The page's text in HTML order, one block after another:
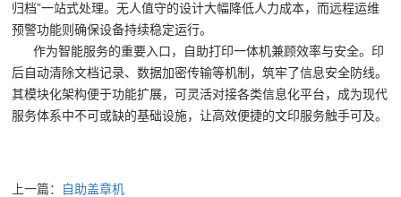
归档”一站式处理。无人值守的设计大幅降低人力成本，而远程运维
预警功能则确保设备持续稳定运行。
作为智能服务的重要入口，自助打印一体机兼顾效率与安全。印
后自动清除文档记录、数据加密传输等机制，筑牢了信息安全防线。
其模块化架构便于功能扩展，可灵活对接各类信息化平台，成为现代
服务体系中不可或缺的基础设施，让高效便捷的文印服务触手可及。
上一篇： 自助盖章机